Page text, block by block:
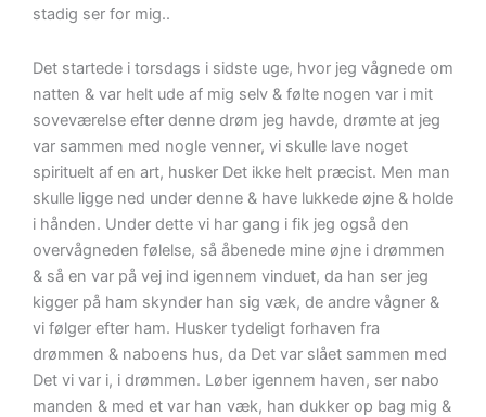
stadig ser for mig..
Det startede i torsdags i sidste uge, hvor jeg vågnede om
natten & var helt ude af mig selv & følte nogen var i mit
soveværelse efter denne drøm jeg havde, drømte at jeg
var sammen med nogle venner, vi skulle lave noget
spirituelt af en art, husker Det ikke helt præcist. Men man
skulle ligge ned under denne & have lukkede øjne & holde
i hånden. Under dette vi har gang i fik jeg også den
overvågneden følelse, så åbenede mine øjne i drømmen
& så en var på vej ind igennem vinduet, da han ser jeg
kigger på ham skynder han sig væk, de andre vågner &
vi følger efter ham. Husker tydeligt forhaven fra
drømmen & naboens hus, da Det var slået sammen med
Det vi var i, i drømmen. Løber igennem haven, ser nabo
manden & med et var han væk, han dukker op bag mig &